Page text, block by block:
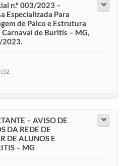
n.º 003/2023 –
Especializada Para
de Palco e Estrutura
Carnaval de Buritis – MG,
2023.
– AVISO DE
DA REDE DE
DE ALUNOS E
– MG